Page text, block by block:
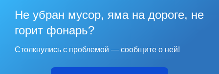
Не убран мусор, яма на дороге, не
горит фонарь?
Столкнулись с проблемой — сообщите о ней!